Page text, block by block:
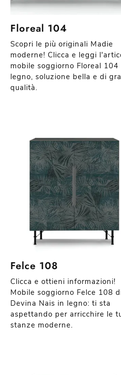
Floreal 104
Scopri le più originali Madie
moderne! Clicca e leggi
mobile soggiorno Floreal 104
legno, soluzione bella e di
qualità.
Felce 108
Clicca e ottieni informazioni!
Mobile soggiorno Felce 108
Devina Nais in legno: ti sta
aspettando per arricchire le
stanze moderne.